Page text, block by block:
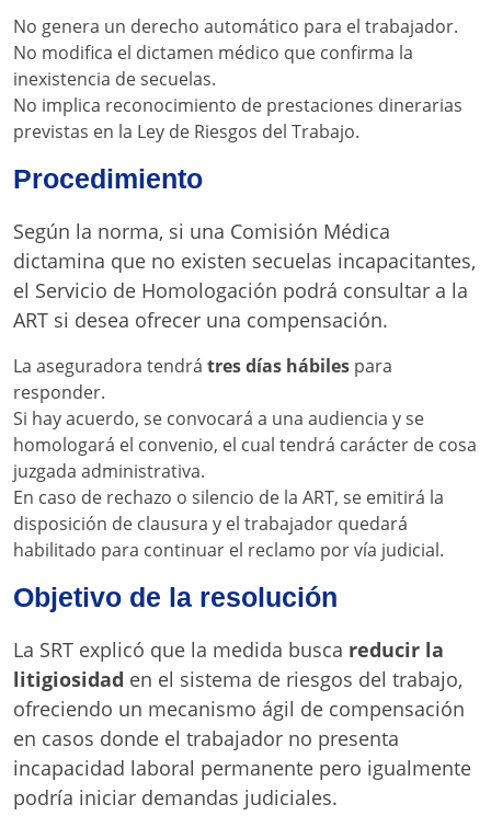
No genera un derecho automático para el trabajador.
No modifica el dictamen médico que confirma la
inexistencia de secuelas.
No implica reconocimiento de prestaciones dinerarias
previstas en la Ley de Riesgos del Trabajo.
Procedimiento
Según la norma, si una Comisión Médica
dictamina que no existen secuelas incapacitantes,
el Servicio de Homologación podrá consultar a la
ART si desea ofrecer una compensación.
La aseguradora tendrá tres días hábiles para
responder.
Si hay acuerdo, se convocará a una audiencia y se
homologará el convenio, el cual tendrá carácter de cosa
juzgada administrativa.
En caso de rechazo o silencio de la ART, se emitirá la
disposición de clausura y el trabajador quedará
habilitado para continuar el reclamo por vía judicial.
Objetivo de la resolución
La SRT explicó que la medida busca reducir la
litigiosidad en el sistema de riesgos del trabajo,
ofreciendo un mecanismo ágil de compensación
en casos donde el trabajador no presenta
incapacidad laboral permanente pero igualmente
podría iniciar demandas judiciales.